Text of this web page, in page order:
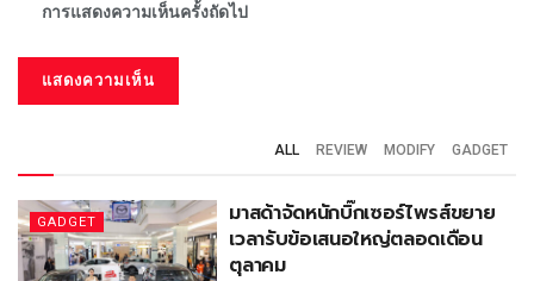
การแสดงความเห็นครั้งถัดไป
ALL REVIEW MODIFY GADGET
GADGET
มาสด้าจัดหนักบิ๊กเซอร์ไพรส์ขยาย
เวลารับข้อเสนอใหญ่ตลอดเดือน
ตุลาคม